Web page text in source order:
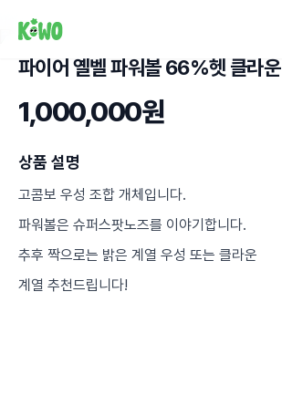
파이어 옐벨 파워볼 66%헷 클라운
1,000,000원
상품 설명
고콤보 우성 조합 개체입니다.
파워볼은 슈퍼스팟노즈를 이야기합니다.
추후 짝으로는 밝은 계열 우성 또는 클라운
계열 추천드립니다!